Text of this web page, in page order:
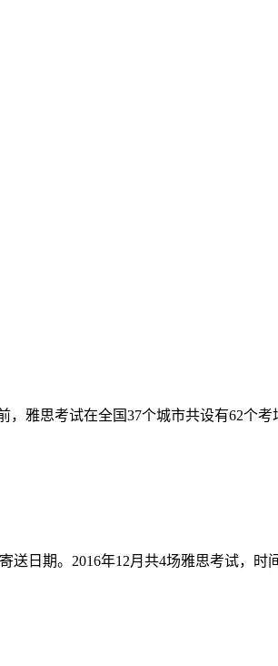
，雅思考试在全国37个城市共设有62个
日期。2016年12月共4场雅思考试，时